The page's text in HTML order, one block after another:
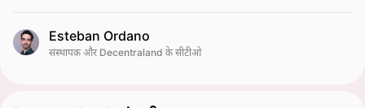
Esteban Ordano
संस्थापक और Decentraland के सीटीओ